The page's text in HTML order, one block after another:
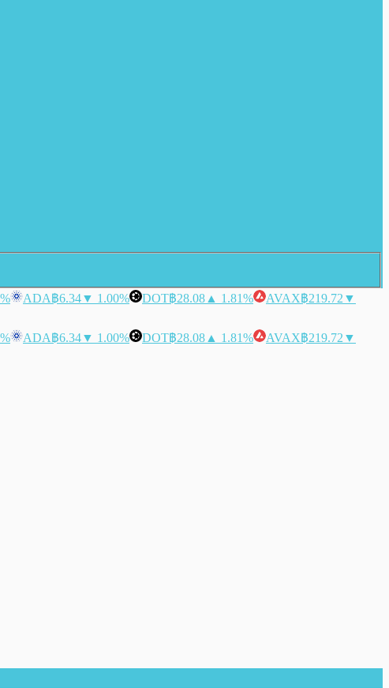
ADA฿6.34▼ 1.00% DOT฿28.08 ▲ 1.81% AVAX฿219.72 ▼
ADA฿6.34▼ 1.00% DOT฿28.08 ▲ 1.81% AVAX฿219.72 ▼